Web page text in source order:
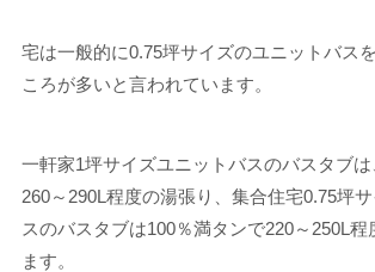
宅は一般的に0.75坪サイズのユニットバス
ころが多いと言われています。
一軒家1坪サイズユニットバスのバスタブ
260～290L程度の湯張り、集合住宅0.75坪
スのバスタブは100％満タンで220～250L程
ます。